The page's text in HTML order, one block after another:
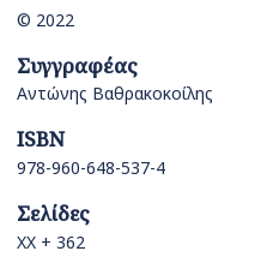
© 2022
Συγγραφέας
Αντώνης Βαθρακοκοίλης
ISBN
978-960-648-537-4
Σελίδες
XX + 362